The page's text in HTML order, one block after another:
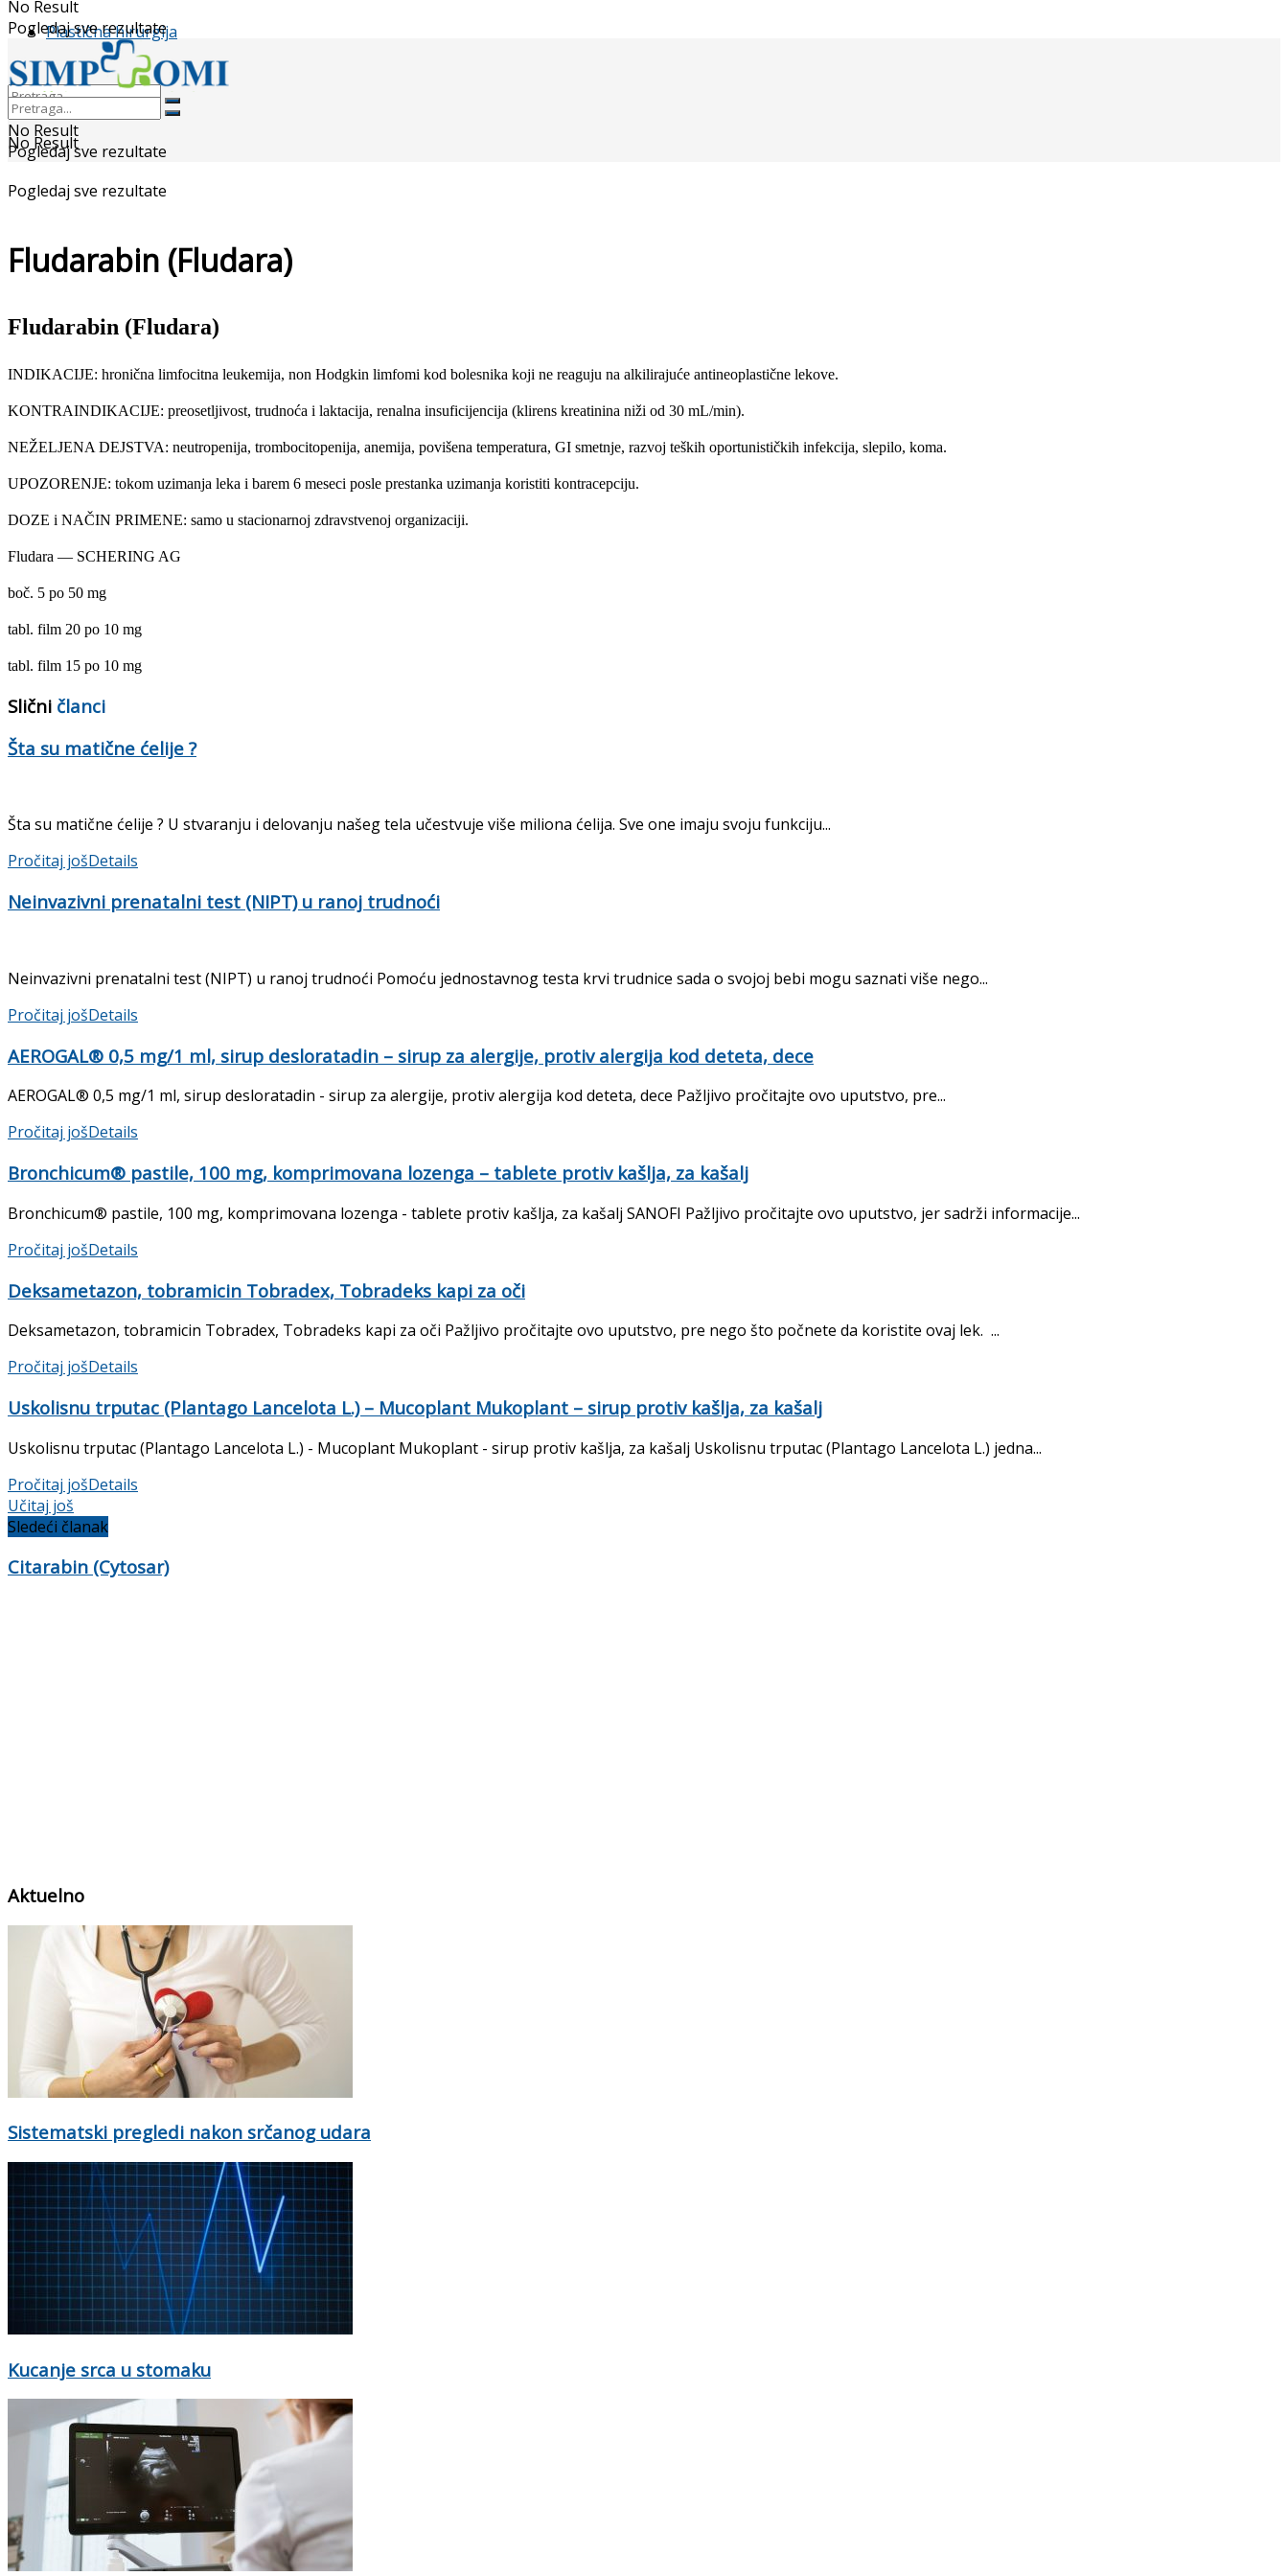
Plastična hirurgija
No Result
Pogledaj sve rezultate
No Result
Pogledaj sve rezultate
No Result
Pogledaj sve rezultate
Fludarabin (Fludara)
Fludarabin (Fludara)
INDIKACIJE: hronična limfocitna leukemija, non Hodgkin limfomi kod bolesnika koji ne reaguju na alkilirajuće antineoplastične lekove.
KONTRAINDIKACIJE: preosetljivost, trudnoća i laktacija, renalna insuficijencija (klirens kreatinina niži od 30 mL/min).
NEŽELJENA DEJSTVA: neutropenija, trombocitopenija, anemija, po­višena temperatura, GI smetnje, razvoj teških oportunističkih infekci­ja, slepilo, koma.
UPOZORENJE: tokom uzimanja leka i barem 6 meseci posle prestanka uzimanja koristiti kontracepciju.
DOZE i NAČIN PRIMENE: samo u stacionarnoj zdravstvenoj organizaciji.
Fludara — SCHERING AG
boč. 5 po 50 mg
tabl. film 20 po 10 mg
tabl. film 15 po 10 mg
Slični članci
Šta su matične ćelije ?
Šta su matične ćelije ? U stvaranju i delovanju našeg tela učestvuje više miliona ćelija. Sve one imaju svoju funkciju...
Pročitaj jošDetails
Neinvazivni prenatalni test (NIPT) u ranoj trudnoći
Neinvazivni prenatalni test (NIPT) u ranoj trudnoći Pomoću jednostavnog testa krvi trudnice sada o svojoj bebi mogu saznati više nego...
Pročitaj jošDetails
AEROGAL® 0,5 mg/1 ml, sirup desloratadin – sirup za alergije, protiv alergija kod deteta, dece
AEROGAL® 0,5 mg/1 ml, sirup desloratadin - sirup za alergije, protiv alergija kod deteta, dece Pažljivo pročitajte ovo uputstvo, pre...
Pročitaj jošDetails
Bronchicum® pastile, 100 mg, komprimovana lozenga – tablete protiv kašlja, za kašalj
Bronchicum® pastile, 100 mg, komprimovana lozenga - tablete protiv kašlja, za kašalj SANOFI Pažljivo pročitajte ovo uputstvo, jer sadrži informacije...
Pročitaj jošDetails
Deksametazon, tobramicin Tobradex, Tobradeks kapi za oči
Deksametazon, tobramicin Tobradex, Tobradeks kapi za oči Pažljivo pročitajte ovo uputstvo, pre nego što počnete da koristite ovaj lek. ...
Pročitaj jošDetails
Uskolisnu trputac (Plantago Lancelota L.) – Mucoplant Mukoplant – sirup protiv kašlja, za kašalj
Uskolisnu trputac (Plantago Lancelota L.) - Mucoplant Mukoplant - sirup protiv kašlja, za kašalj Uskolisnu trputac (Plantago Lancelota L.) jedna...
Pročitaj jošDetails
Učitaj još
Sledeći članak
Citarabin (Cytosar)
Aktuelno
Sistematski pregledi nakon srčanog udara
Kucanje srca u stomaku